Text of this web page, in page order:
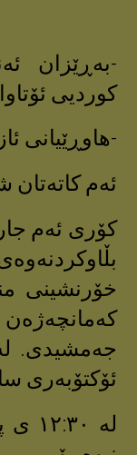
-بەڕێزان
کوردیی ئۆتاوا
-هاوڕێیانی
ئەم کاتەتان
کۆری ئەم
خۆرنشینی
ئۆکتۆبەری ساڵی